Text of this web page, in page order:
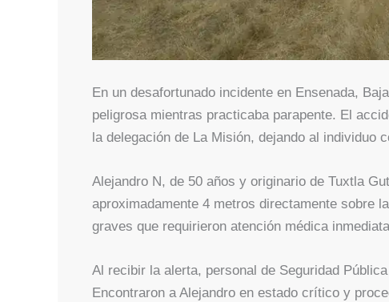
En un desafortunado incidente en Ensenada,
peligrosa mientras practicaba parapente. El
la delegación de La Misión, dejando al individuo
Alejandro N, de 50 años y originario de Tuxtla
aproximadamente 4 metros directamente sobre
graves que requirieron atención médica
Al recibir la alerta, personal de Seguridad
Encontraron a Alejandro en estado crítico y